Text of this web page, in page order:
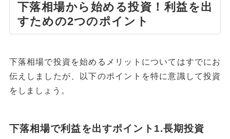
下落相場から始める投資！利益を出
すための2つのポイント
下落相場で投資を始めるメリットについてはすでにお
伝えしましたが、以下のポイントを特に意識して投資
をしましょう。
下落相場で利益を出すポイント1.長期投資